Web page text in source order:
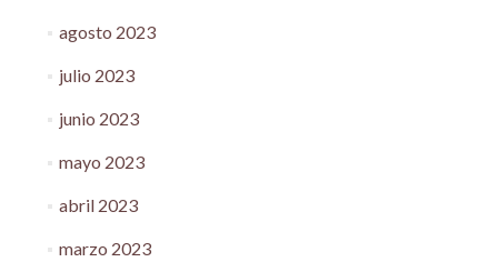
agosto 2023
julio 2023
junio 2023
mayo 2023
abril 2023
marzo 2023